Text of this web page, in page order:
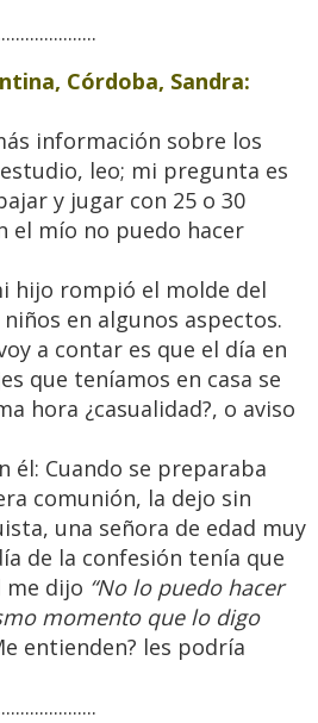
Córdoba, Sandra:
información sobre los
leo; mi pregunta es
y jugar con 25 o 30
el mío no puedo hacer
hijo rompió el molde del
en algunos aspectos.
a contar es que el día en
que teníamos en casa se
hora ¿casualidad?, o aviso
él: Cuando se preparaba
comunión, la dejo sin
una señora de edad muy
de la confesión tenía que
me dijo “No lo puedo hacer
momento que lo digo
entienden? les podría